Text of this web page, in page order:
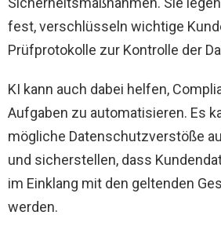
fest, verschlüsseln wichtige
Prüfprotokolle zur Kontrolle der
KI kann auch dabei helfen,
Aufgaben zu automatisieren. Es
mögliche Datenschutzverstöße
und sicherstellen, dass
im Einklang mit den geltenden
werden.